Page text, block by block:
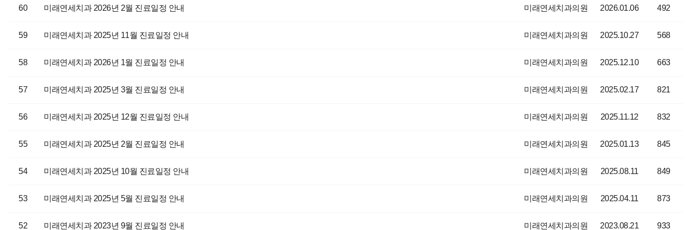
60 미래연세치과 2026년 2월 진료일정 안내 미래연세치과의원 2026.01.06 492
59 미래연세치과 2025년 11월 진료일정 안내 미래연세치과의원 2025.10.27 568
58 미래연세치과 2026년 1월 진료일정 안내 미래연세치과의원 2025.12.10 663
57 미래연세치과 2025년 3월 진료일정 안내 미래연세치과의원 2025.02.17 821
56 미래연세치과 2025년 12월 진료일정 안내 미래연세치과의원 2025.11.12 832
55 미래연세치과 2025년 2월 진료일정 안내 미래연세치과의원 2025.01.13 845
54 미래연세치과 2025년 10월 진료일정 안내 미래연세치과의원 2025.08.11 849
53 미래연세치과 2025년 5월 진료일정 안내 미래연세치과의원 2025.04.11 873
52 미래연세치과 2023년 9월 진료일정 안내 미래연세치과의원 2023.08.21 933